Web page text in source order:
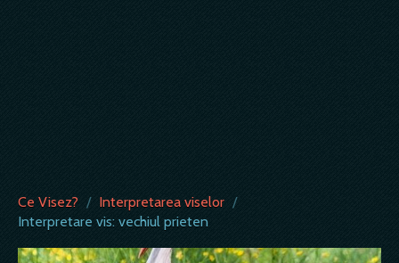
Ce Visez? / Interpretarea viselor /
Interpretare vis: vechiul prieten